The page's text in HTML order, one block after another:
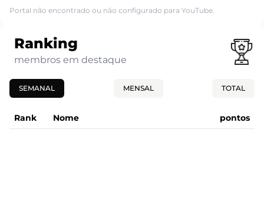
Portal não encontrado ou não configurado para YouTube.
Ranking
membros em destaque
SEMANAL MENSAL TOTAL
Rank Nome pontos